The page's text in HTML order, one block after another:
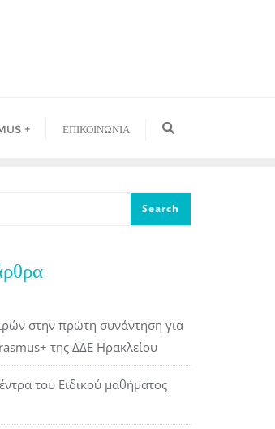
+ ΕΠΙΚΟΙΝΩΝΙΑ
στην πρώτη συνάντηση για
της ΔΔΕ Ηρακλείου
του Ειδικού μαθήματος